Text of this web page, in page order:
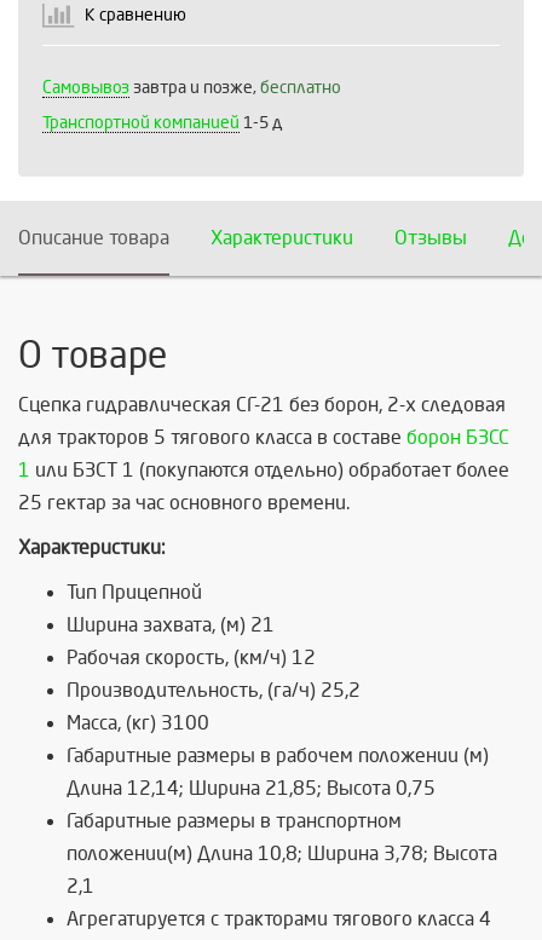
К сравнению
Самовывоз завтра и позже, бесплатно
Транспортной компанией 1-5 д
Описание товара Характеристики Отзывы
О товаре
Сцепка гидравлическая СГ-21 без борон, 2-х следовая
для тракторов 5 тягового класса в составе борон БЗСС
1
или БЗСТ 1 (покупаются отдельно) обработает более
25 гектар за час основного времени.
Характеристики:
Тип Прицепной
Ширина захвата, (м) 21
Рабочая скорость, (км/ч) 12
Производительность, (га/ч) 25,2
Масса, (кг) 3100
Габаритные размеры в рабочем положении (м)
Длина 12,14; Ширина 21,85; Высота 0,75
Габаритные размеры в транспортном
положении(м) Длина 10,8; Ширина 3,78; Высота
2,1
Агрегатируется с тракторами тягового класса 4